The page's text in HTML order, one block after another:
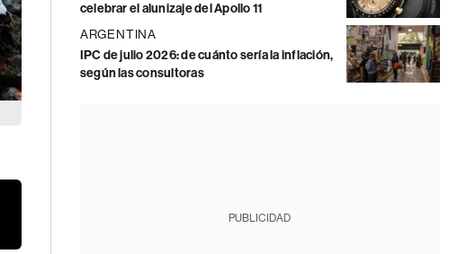
celebrar el alunizaje del Apollo 11
ARGENTINA
IPC de julio 2026: de cuánto sería la inflación,
según las consultoras
PUBLICIDAD